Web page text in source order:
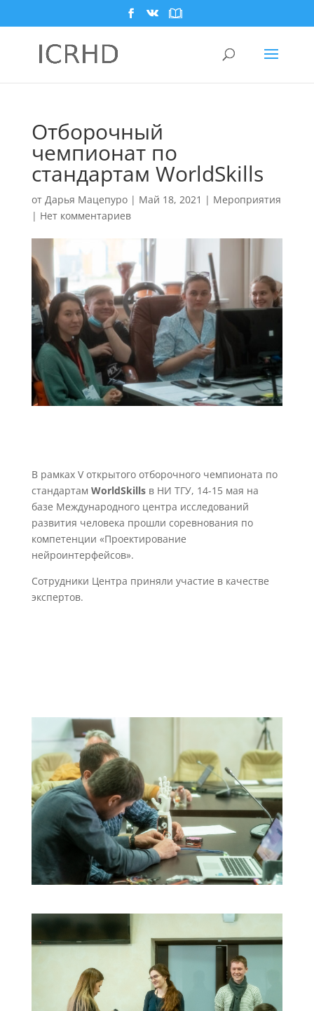
Отборочный
чемпионат по
стандартам WorldSkills
от Дарья Мацепуро| Май 18, 2021 | Мероприятия
| Нет комментариев
В рамках V открытого отборочного чемпионата по
стандартам WorldSkillsв НИ ТГУ, 14-15 мая на
базе Международного центра исследований
развития человека прошли соревнования по
компетенции «Проектирование
нейроинтерфейсов».
Сотрудники Центра приняли участие в качестве
экспертов.